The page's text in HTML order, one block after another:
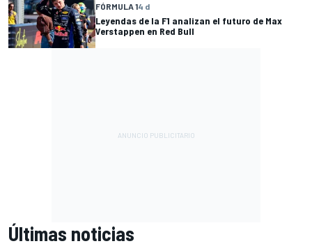
FÓRMULA 14 d
Leyendas de la F1 analizan el futuro de Max
Verstappen en Red Bull
Últimas noticias